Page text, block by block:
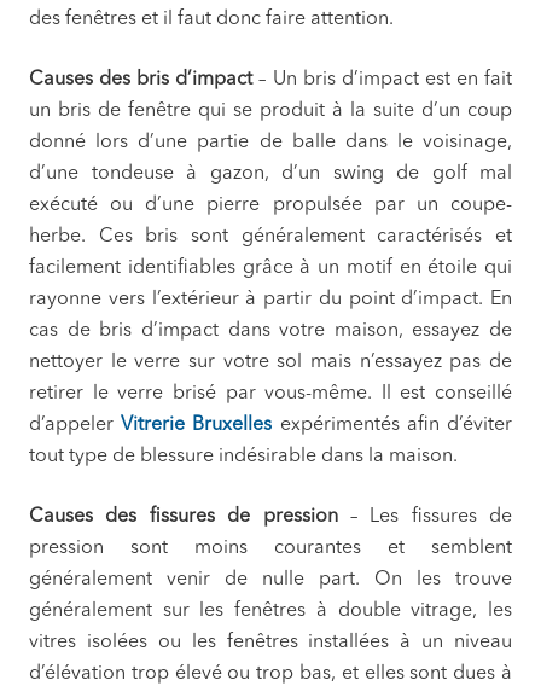
des fenêtres et il faut donc faire attention.
Causes des bris d’impact– Un bris d’impact est en fait
un bris de fenêtre qui se produit à la suite d’un coup
donné lors d’une partie de balle dans le voisinage,
d’une tondeuse à gazon, d’un swing de golf mal
exécuté ou d’une pierre propulsée par un coupe-
herbe. Ces bris sont généralement caractérisés et
facilement identifiables grâce à un motif en étoile qui
rayonne vers l’extérieur à partir du point d’impact. En
cas de bris d’impact dans votre maison, essayez de
nettoyer le verre sur votre sol mais n’essayez pas de
retirer le verre brisé par vous-même. Il est conseillé
d’appeler Vitrerie Bruxelles expérimentés afin d’éviter
tout type de blessure indésirable dans la maison.
Causes des fissures de pression – Les fissures de
pression sont moins courantes et semblent
généralement venir de nulle part. On les trouve
généralement sur les fenêtres à double vitrage, les
vitres isolées ou les fenêtres installées à un niveau
d’élévation trop élevé ou trop bas, et elles sont dues à